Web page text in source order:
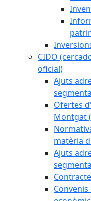
CIDO
oficial)
Ajuts
Ofertes
Montgat
matèria
Ajuts
Convenis